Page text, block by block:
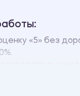
«5» без